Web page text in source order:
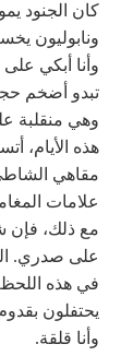
كان الجنود
ونابوليون
وأنا أبكي على
تبدو أضخم
وهي منقلبة
هذه الأيام،
مقاهي
علامات
مع ذلك، فإن
على صدري.
في هذه
يحتفلون
وأنا قلقة.